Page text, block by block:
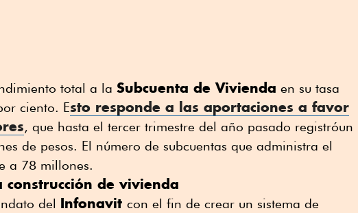
total a la Subcuenta de Vivienda en su tasa
ciento. Esto responde a las aportaciones a favor
, que hasta el tercer trimestre del año pasado registróun
de pesos. El número de subcuentas que administra el
a 78 millones.
construcción de vivienda
del Infonavit con el fin de crear un sistema de